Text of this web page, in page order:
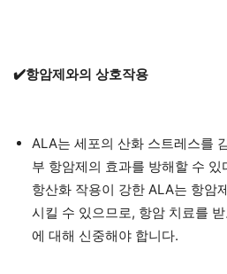
✔️항암제와의 상호작용
ALA는 세포의 산화 스트레스를
부 항암제의 효과를 방해할 수
항산화 작용이 강한 ALA는 항암
시킬 수 있으므로, 항암 치료를
에 대해 신중해야 합니다.